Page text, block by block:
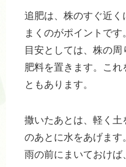
追肥は、株のすぐ近く
まくのがポイントです
目安としては、株の
肥料を置きます。これ
ともあります。
撒いたあとは、軽く土
のあとに水をあげます
雨の前にまいておけば